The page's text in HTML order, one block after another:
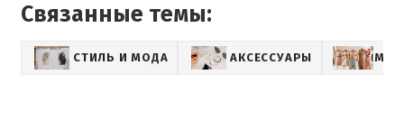
Связанные темы:
СТИЛЬ И МОДА АКСЕССУАРЫ